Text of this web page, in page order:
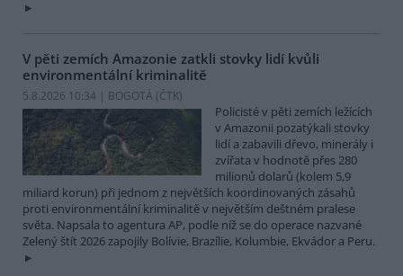
V pěti zemích Amazonie zatkli stovky lidí kvůli
environmentální kriminalitě
5.8.2026 10:34 | BOGOTÁ (ČTK)
Policisté v pěti zemích ležících
v Amazonii pozatýkali stovky
lidí a zabavili dřevo, minerály i
zvířata v hodnotě přes 280
milionů dolarů (kolem 5,9
miliard korun) při jednom z největších koordinovaných zásahů
proti environmentální kriminalitě v největším deštném pralese
světa. Napsala to agentura AP, podle níž se do operace nazvané
Zelený štít 2026 zapojily Bolívie, Brazílie, Kolumbie, Ekvádor a Peru.